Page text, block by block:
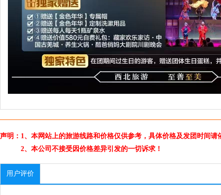
声明：1、本网站上的旅游线路和价格仅供参考，具体价格及发团时间
2、本公司不接受因价格差异引发的一切诉求！
用户评价